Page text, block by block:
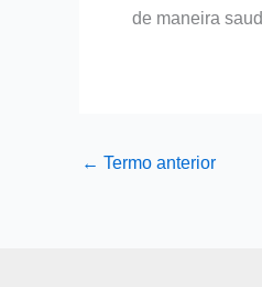
de maneira
← Termo anterior